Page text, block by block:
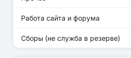
Работа сайта и форума
Сборы (не служба в резерве)